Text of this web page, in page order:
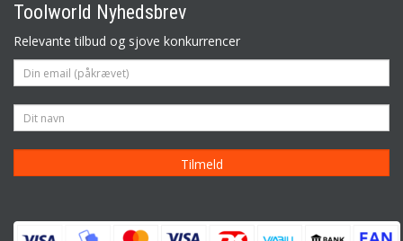
Toolworld Nyhedsbrev
Relevante tilbud og sjove konkurrencer